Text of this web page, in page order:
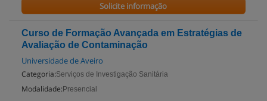
Solicite informação
Curso de Formação Avançada em Estratégias de
Avaliação de Contaminação
Universidade de Aveiro
Categoria:Serviços de Investigação Sanitária
Modalidade: Presencial